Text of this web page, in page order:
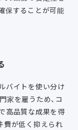
保することが可能
バイトを使い分け
家を雇うため、コ
高品質な成果を得
費が低く抑えられ